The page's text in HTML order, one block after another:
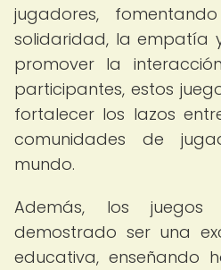
jugadores,
solidaridad, la empatía
promover la
participantes, estos
fortalecer los lazos
comunidades de
mundo.
Además, los juegos
demostrado ser una
educativa, enseñando